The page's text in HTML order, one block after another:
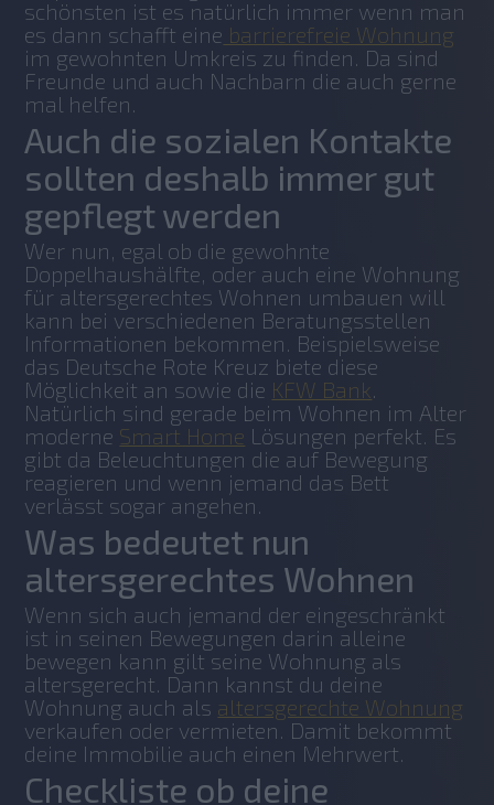
schönsten ist es natürlich immer wenn man
es dann schafft eine barrierefreie Wohnung
im gewohnten Umkreis zu finden. Da sind
Freunde und auch Nachbarn die auch gerne
mal helfen.
Auch die sozialen Kontakte
sollten deshalb immer gut
gepflegt werden
Wer nun, egal ob die gewohnte
Doppelhaushälfte, oder auch eine Wohnung
für altersgerechtes Wohnen umbauen will
kann bei verschiedenen Beratungsstellen
Informationen bekommen. Beispielsweise
das Deutsche Rote Kreuz biete diese
Möglichkeit an sowie die KFW Bank
Natürlich sind gerade beim Wohnen im Alter
moderne Smart Home Lösungen perfekt. Es
gibt da Beleuchtungen die auf Bewegung
reagieren und wenn jemand das Bett
verlässt sogar angehen.
Was bedeutet nun
altersgerechtes Wohnen
Wenn sich auch jemand der eingeschränkt
ist in seinen Bewegungen darin alleine
bewegen kann gilt seine Wohnung als
altersgerecht. Dann kannst du deine
Wohnung auch als altersgerechte Wohnung
verkaufen oder vermieten. Damit bekommt
deine Immobilie auch einen Mehrwert.
Checkliste ob deine